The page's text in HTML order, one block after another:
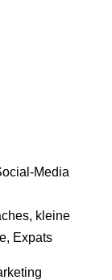
Media
kleine
Expats